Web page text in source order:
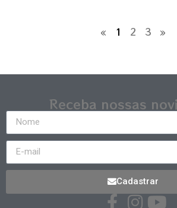
« 1 2 3 »
Receba nossas
Cadastrar